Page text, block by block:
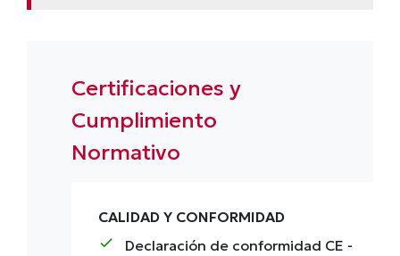
Certificaciones y
Cumplimiento
Normativo
CALIDAD Y CONFORMIDAD
check Declaración de conformidad CE -